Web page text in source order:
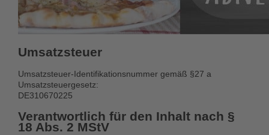
Umsatzsteuer
Umsatzsteuer-Identifikationsnummer gemäß §27 a
Umsatzsteuergesetz:
DE310670225
Verantwortlich für den Inhalt nach §
18 Abs. 2 MStV